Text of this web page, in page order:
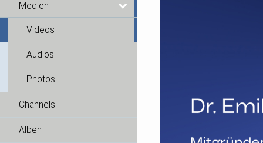
Medien
Videos
Audios
Photos
Channels
Alben